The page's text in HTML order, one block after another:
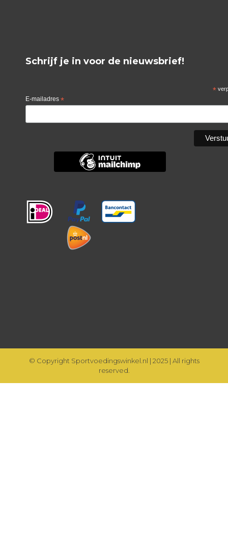
Schrijf je in voor de nieuwsbrief!
*
E-mailadres *
© Copyright Sportvoedingswinkel.nl | 2025 | All rights
reserved.